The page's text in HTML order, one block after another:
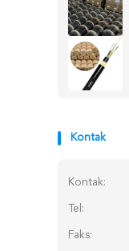
Kontak
Kontak:
Tel:
Faks: